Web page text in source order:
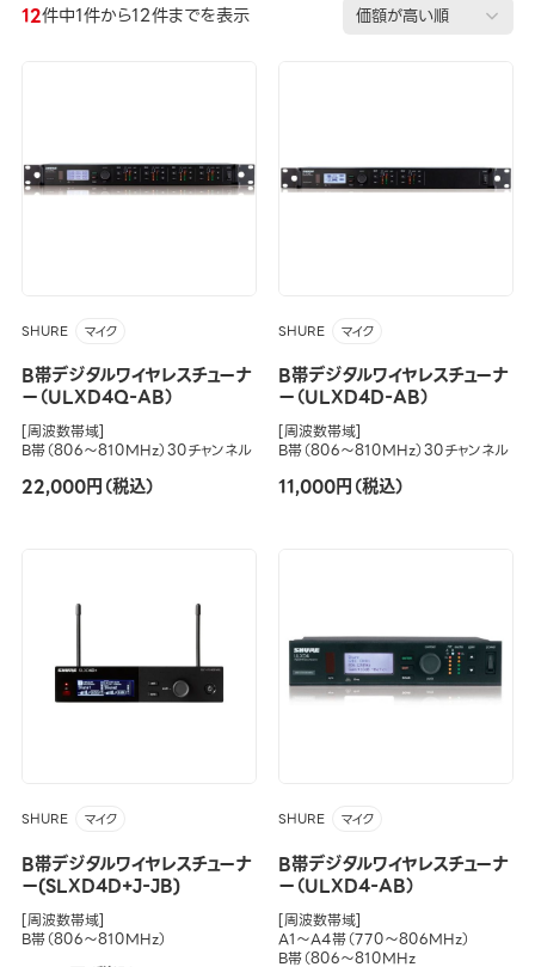
12件中1件から12件までを表示
SHURE マイク
B帯デジタルワイヤレスチューナ
ー（ULXD4Q-AB）
[周波数帯域]
B帯（806～810MHz）30チャンネル
22,000円（税込）
SHURE マイク
B帯デジタルワイヤレスチューナ
ー（ULXD4D-AB）
[周波数帯域]
B帯（806～810MHz）30チャンネル
11,000円（税込）
SHURE マイク
B帯デジタルワイヤレスチューナ
ー(SLXD4D+J-JB)
[周波数帯域]
B帯（806～810MHz）
SHURE マイク
B帯デジタルワイヤレスチューナ
ー（ULXD4-AB）
[周波数帯域]
A1～A4帯（770～806MHz）
B帯（806～810MHz